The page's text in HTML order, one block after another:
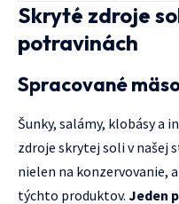
Skryté zdroje
potravinách
Spracované
Šunky, salámy, klobásy a
zdroje skrytej soli v našej
nielen na konzervovanie,
týchto produktov. Jeden